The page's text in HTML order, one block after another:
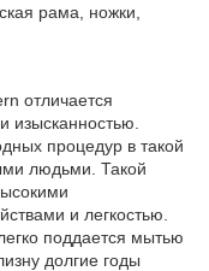
рама, ножки,
отличается
изысканностью.
процедур в такой
людьми. Такой
и легкостью.
поддается мытью
долгие годы